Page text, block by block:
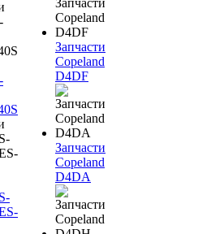
Запчасти
Copeland
D4DF
Запчасти
Copeland
D4DA